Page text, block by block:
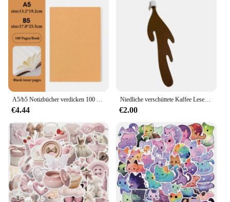
€4.44
Niedliche verschüttete Kaffee Lesezeichen Ecke Marker zum Lesen lustige Lesezeichen zum Lesen Ecke Lesezeichen Briefpapier Schul material
€2.00